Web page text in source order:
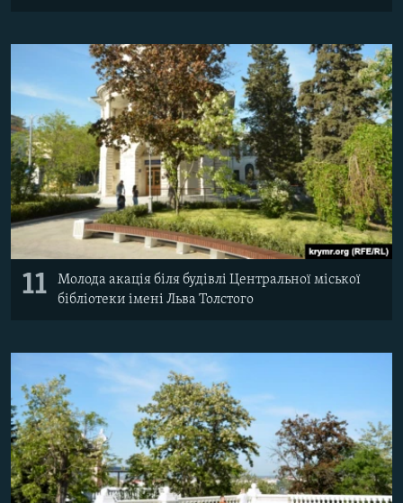
11
Молода акація біля будівлі Центральної міської
бібліотеки імені Льва Толстого